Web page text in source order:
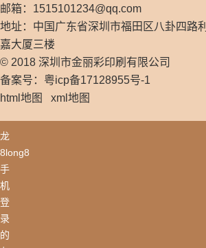
邮箱： 1515101234@qq.com
地址：中国广东省深圳市福田区八卦四路利
嘉大厦三楼
© 2018 深圳市金丽彩印刷有限公司
备案号：粤icp备17128955号-1
html地图
xml地图
龙
8long8
手
机
登
录
的